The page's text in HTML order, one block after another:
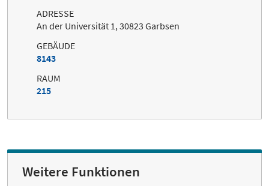
ADRESSE
An der Universität 1, 30823 Garbsen
GEBÄUDE
8143
RAUM
215
Weitere Funktionen